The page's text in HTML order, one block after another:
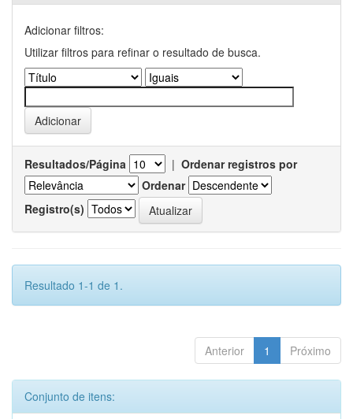
Adicionar filtros:
Utilizar filtros para refinar o resultado de busca.
Resultados/Página | Ordenar registros por
Ordenar
Registro(s)
Resultado 1-1 de 1.
Anterior 1 Próximo
Conjunto de itens: